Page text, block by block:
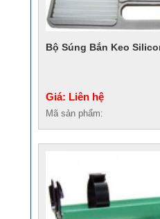
Bộ Súng Bắn Keo
Giá: Liên hệ
Mã sản phẩm: